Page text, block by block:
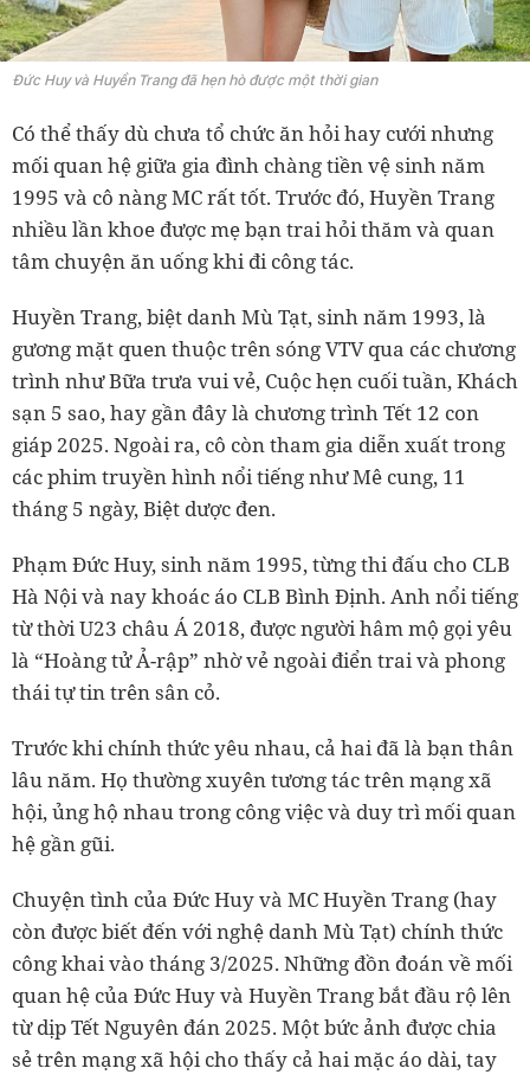
Đức Huy và Huyền Trang đã hẹn hò được một thời gian
Có thể thấy dù chưa tổ chức ăn hỏi hay cưới nhưng
mối quan hệ giữa gia đình chàng tiền vệ sinh năm
1995 và cô nàng MC rất tốt. Trước đó, Huyền Trang
nhiều lần khoe được mẹ bạn trai hỏi thăm và quan
tâm chuyện ăn uống khi đi công tác.
Huyền Trang, biệt danh Mù Tạt, sinh năm 1993, là
gương mặt quen thuộc trên sóng VTV qua các chương
trình như Bữa trưa vui vẻ, Cuộc hẹn cuối tuần, Khách
sạn 5 sao, hay gần đây là chương trình Tết 12 con
giáp 2025. Ngoài ra, cô còn tham gia diễn xuất trong
các phim truyền hình nổi tiếng như Mê cung, 11
tháng 5 ngày, Biệt dược đen.
Phạm Đức Huy, sinh năm 1995, từng thi đấu cho CLB
Hà Nội và nay khoác áo CLB Bình Định. Anh nổi tiếng
từ thời U23 châu Á 2018, được người hâm mộ gọi yêu
là “Hoàng tử Ả-rập” nhờ vẻ ngoài điển trai và phong
thái tự tin trên sân cỏ.
Trước khi chính thức yêu nhau, cả hai đã là bạn thân
lâu năm. Họ thường xuyên tương tác trên mạng xã
hội, ủng hộ nhau trong công việc và duy trì mối quan
hệ gần gũi.
Chuyện tình của Đức Huy và MC Huyền Trang (hay
còn được biết đến với nghệ danh Mù Tạt) chính thức
công khai vào tháng 3/2025. Những đồn đoán về mối
quan hệ của Đức Huy và Huyền Trang bắt đầu rộ lên
từ dịp Tết Nguyên đán 2025. Một bức ảnh được chia
sẻ trên mạng xã hội cho thấy cả hai mặc áo dài, tay